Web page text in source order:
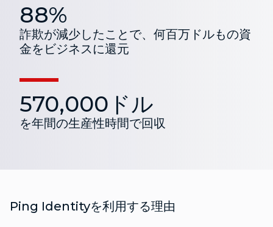
88%
詐欺が減少したことで、何百万ドルもの資
金をビジネスに還元
570,000ドル
を年間の生産性時間で回収
Ping Identityを利用する理由